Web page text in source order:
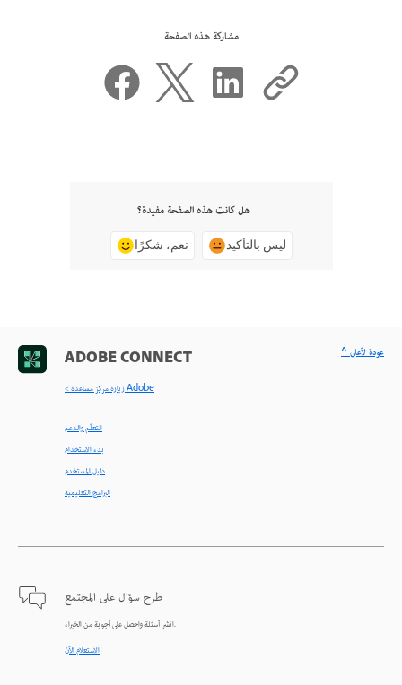
مشاركة هذه الصفحة
هل كانت هذه الصفحة مفيدة؟
نعم، شكرًا ليس بالتأكيد
ADOBE CONNECT
< زيارة مركز مساعدة Adobe
التعلّم والدعم
بدء الاستخدام
دليل المستخدم
البرامج التعليمية
طرح سؤال على المجتمع
انشر أسئلة واحصل على أجوبة من الخبراء.
الاستعلام الآن
^ عودة لأعلى